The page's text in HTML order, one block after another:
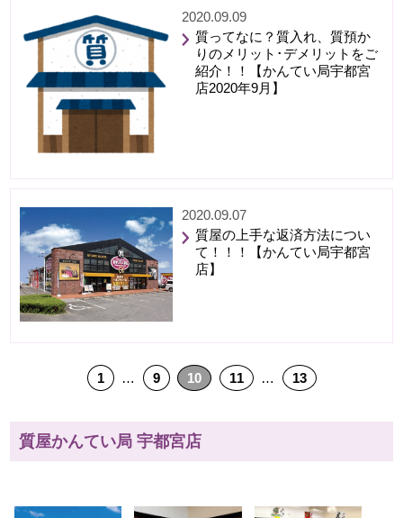
2020.09.09
質ってなに？質入れ、質預か
りのメリット･デメリットをご
紹介！！【かんてい局宇都宮
店2020年9月】
2020.09.07
質屋の上手な返済方法につい
て！！！【かんてい局宇都宮
店】
1 … 9 10 11 … 13
質屋かんてい局 宇都宮店